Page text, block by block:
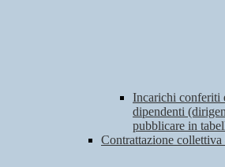
Incarichi conferiti
dipendenti
pubblicare in
Contrattazione collettiva